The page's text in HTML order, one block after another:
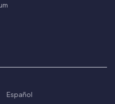
Español